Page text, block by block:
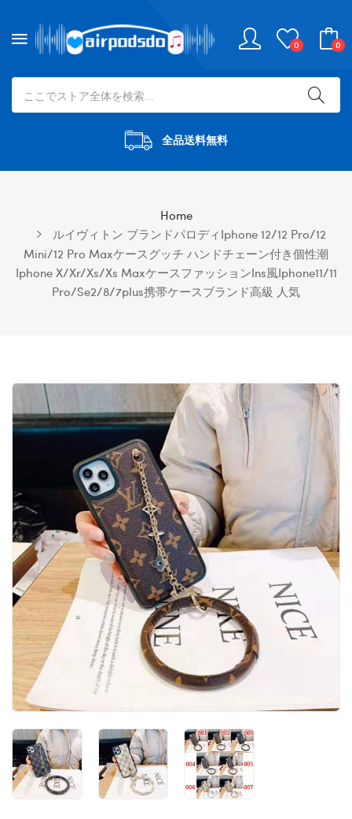
0 0
全品送料無料
Home
ルイヴィトン ブランドパロディiphone 12/12 Pro/12
Mini/12 Pro Maxケースグッチ ハンドチェーン付き個性潮
Iphone X/xr/xs/xs Maxケースファッションins風iphone11/11
Pro/se2/8/7plus携帯ケースブランド高級 人気